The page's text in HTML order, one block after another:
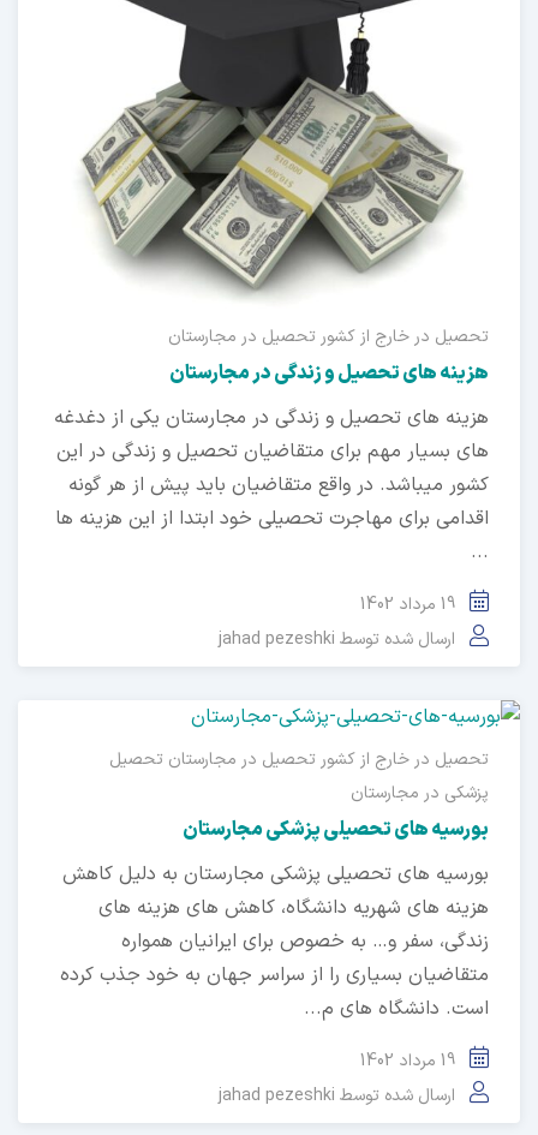
در خارج از کشورتحصیل در مجارستان
های تحصیل و زندگی در مجارستان
های تحصیل و زندگی در مجارستان یکی از دغدغه
بسیار مهم برای متقاضیان تحصیل و زندگی در این
میباشد. در واقع متقاضیان باید پیش از هر گونه
برای مهاجرت تحصیلی خود ابتدا از این هزینه ها
ارسال شده توسطjahad pezeshki
در خارج از کشورتحصیل در مجارستانتحصیل
در مجارستان
های تحصیلی پزشکی مجارستان
های تحصیلی پزشکی مجارستان به دلیل کاهش
های شهریه دانشگاه، کاهش های هزینه های
سفر و… به خصوص برای ایرانیان همواره
بسیاری را از سراسر جهان به خود جذب کرده
دانشگاه های م...
ارسال شده توسطjahad pezeshki